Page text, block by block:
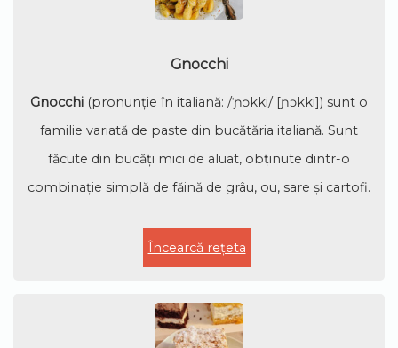
Gnocchi
Gnocchi (pronunție în italiană: /ˈɲɔkki/ [ɲɔkki]) sunt o
familie variată de paste din bucătăria italiană. Sunt
făcute din bucăți mici de aluat, obținute dintr-o
combinație simplă de făină de grâu, ou, sare și cartofi.
Încearcă rețeta